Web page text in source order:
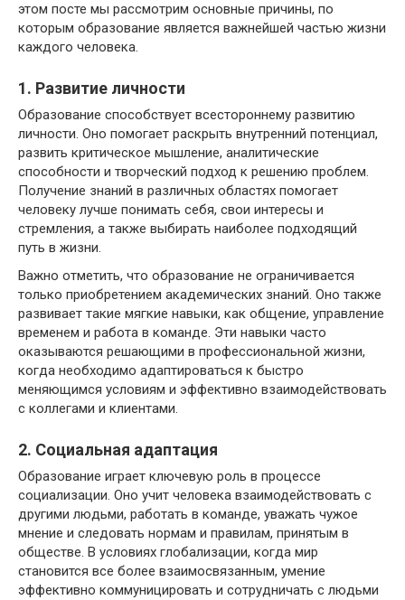
этом посте мы рассмотрим основные причины, по
которым образование является важнейшей частью жизни
каждого человека.
1. Развитие личности
Образование способствует всестороннему развитию
личности. Оно помогает раскрыть внутренний потенциал,
развить критическое мышление, аналитические
способности и творческий подход к решению проблем.
Получение знаний в различных областях помогает
человеку лучше понимать себя, свои интересы и
стремления, а также выбирать наиболее подходящий
путь в жизни.
Важно отметить, что образование не ограничивается
только приобретением академических знаний. Оно также
развивает такие мягкие навыки, как общение, управление
временем и работа в команде. Эти навыки часто
оказываются решающими в профессиональной жизни,
когда необходимо адаптироваться к быстро
меняющимся условиям и эффективно взаимодействовать
с коллегами и клиентами.
2. Социальная адаптация
Образование играет ключевую роль в процессе
социализации. Оно учит человека взаимодействовать с
другими людьми, работать в команде, уважать чужое
мнение и следовать нормам и правилам, принятым в
обществе. В условиях глобализации, когда мир
становится все более взаимосвязанным, умение
эффективно коммуницировать и сотрудничать с людьми